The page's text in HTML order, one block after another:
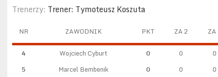
Trenerzy: Trener: Tymoteusz Koszuta
NR ZAWODNIK PKT ZA 2 ZA
4 Wojciech Cyburt 0 0
0
5
Marcel Bembenik 0 0
0